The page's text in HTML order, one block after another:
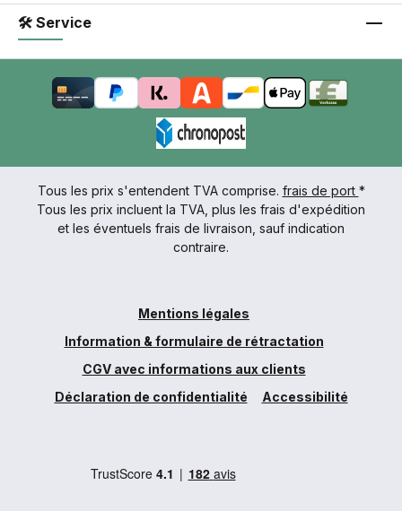
🛠 Service
Tous les prix s'entendent TVA comprise. frais de port *
Tous les prix incluent la TVA, plus les frais d'expédition
et les éventuels frais de livraison, sauf indication
contraire.
Mentions légales
Information & formulaire de rétractation
CGV avec informations aux clients
Déclaration de confidentialité
Accessibilité